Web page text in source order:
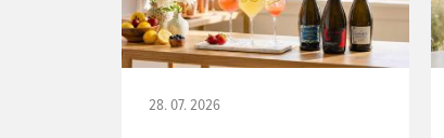
28. 07. 2026